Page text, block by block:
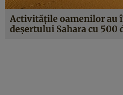
Activităţile oamenilor au
deşertului Sahara cu 500